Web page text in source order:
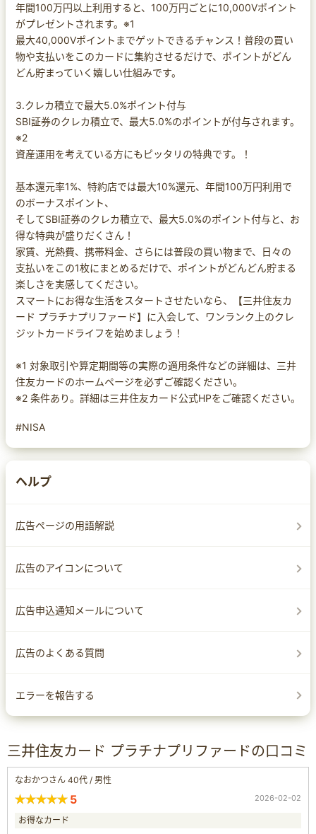
年間100万円以上利用すると、100万円ごとに10,000Vポイント
がプレゼントされます。※1
最大40,000Vポイントまでゲットできるチャンス！普段の買い
物や支払いをこのカードに集約させるだけで、ポイントがどん
どん貯まっていく嬉しい仕組みです。
3.クレカ積立で最大5.0%ポイント付与
SBI証券のクレカ積立で、最大5.0%のポイントが付与されます。
※2
資産運用を考えている方にもピッタリの特典です。！
基本還元率1%、特約店では最大10%還元、年間100万円利用で
のボーナスポイント、
そしてSBI証券のクレカ積立で、最大5.0%のポイント付与と、お
得な特典が盛りだくさん！
家賃、光熱費、携帯料金、さらには普段の買い物まで、日々の
支払いをこの1枚にまとめるだけで、ポイントがどんどん貯まる
楽しさを実感してください。
スマートにお得な生活をスタートさせたいなら、【三井住友カ
ード プラチナプリファード】に入会して、ワンランク上のクレ
ジットカードライフを始めましょう！
※1 対象取引や算定期間等の実際の適用条件などの詳細は、三井
住友カードのホームページを必ずご確認ください。
※2 条件あり。詳細は三井住友カード公式HPをご確認ください。
#NISA
ヘルプ
広告ページの用語解説
広告のアイコンについて
広告申込通知メールについて
広告のよくある質問
エラーを報告する
三井住友カード プラチナプリファードの口コミ
なおかつさん 40代 / 男性
5 2026-02-02
お得なカード